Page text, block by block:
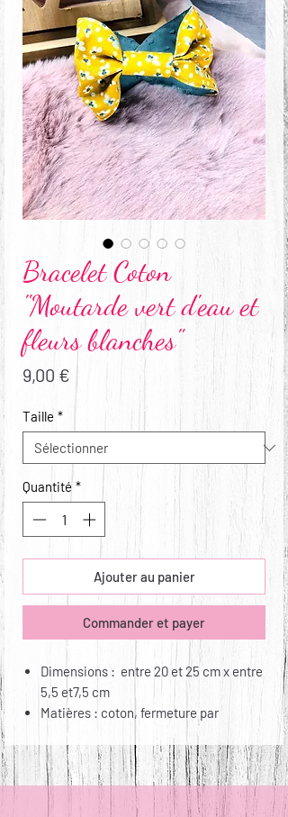
Bracelet Coton
"Moutarde vert d'eau et
fleurs blanches"
9,00 €
Taille *
Quantité *
Ajouter au panier
Commander et payer
Dimensions : entre 20 et 25 cm x entre
5,5 et7,5 cm
Matières : coton, fermeture par
pression Kam
Entretien : lavable jusqu'à 30°,
repassable attention à la pression